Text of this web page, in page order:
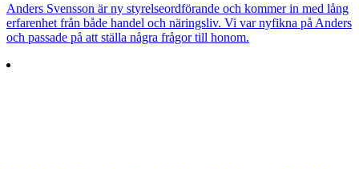
Anders Svensson är ny styrelseordförande och kommer in med lång
erfarenhet från både handel och näringsliv. Vi var nyfikna på Anders
och passade på att ställa några frågor till honom.